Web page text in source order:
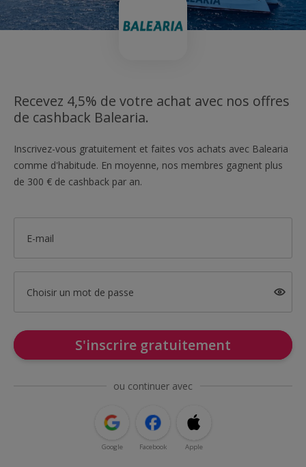
Recevez 4,5% de votre achat avec nos offres
de cashback Balearia.
Inscrivez-vous gratuitement et faites vos achats avec Balearia
comme d'habitude. En moyenne, nos membres gagnent plus
de 300 € de cashback par an.
E-mail
Choisir un mot de passe
S'inscrire gratuitement
ou continuer avec
Google Facebook Apple